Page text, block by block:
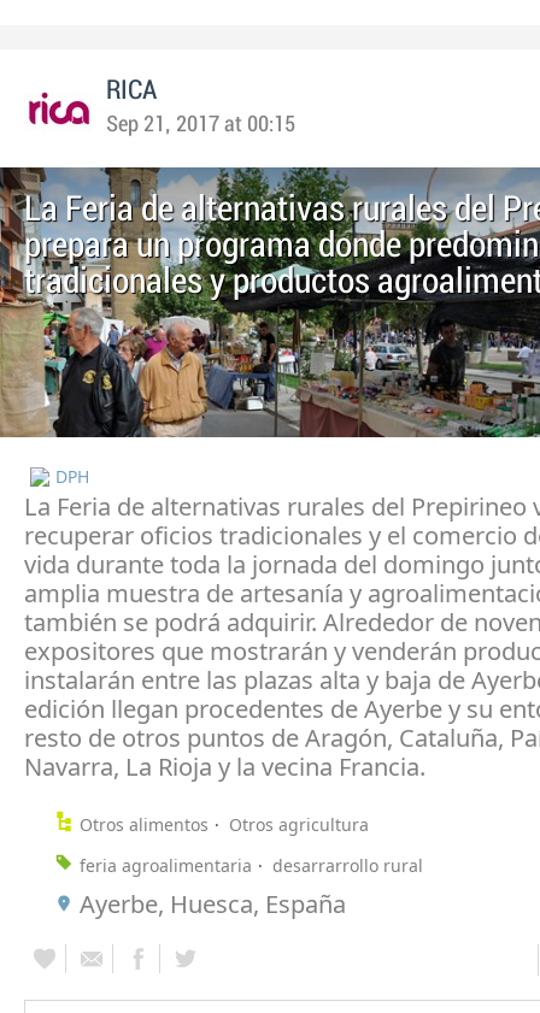
RICA
Sep 21, 2017 at 00:15
La Feria de alternativas rurales del
prepara un programa donde
tradicionales y productos
DPH
La Feria de alternativas rurales del Prepirineo
recuperar oficios tradicionales y el comercio
vida durante toda la jornada del domingo
amplia muestra de artesanía y
también se podrá adquirir. Alrededor de
expositores que mostrarán y venderán
instalarán entre las plazas alta y baja de
edición llegan procedentes de Ayerbe y su
resto de otros puntos de Aragón, Cataluña,
Navarra, La Rioja y la vecina Francia.
Otros alimentos
Otros agricultura
feria agroalimentaria
desarrarrollo rural
Ayerbe, Huesca, España